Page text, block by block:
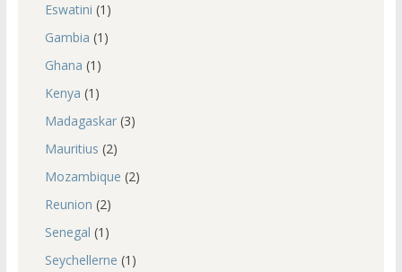
Eswatini (1)
Gambia (1)
Ghana (1)
Kenya (1)
Madagaskar(3)
Mauritius (2)
Mozambique (2)
Reunion (2)
Senegal (1)
Seychellerne (1)